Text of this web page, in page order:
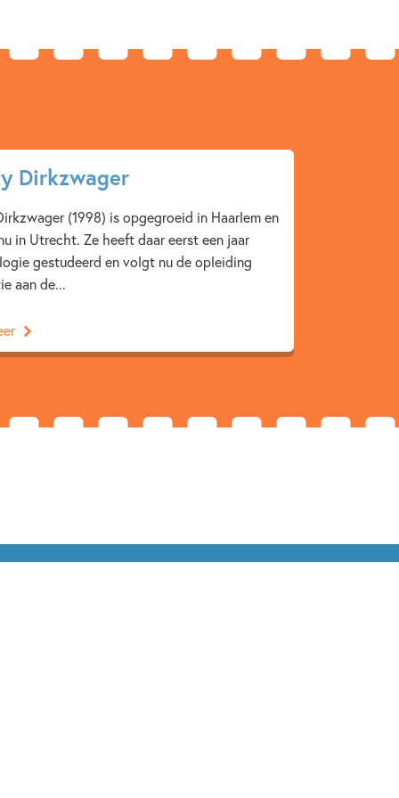
Dirkzwager
(1998) is opgegroeid in Haarlem en
in Utrecht. Ze heeft daar eerst een jaar
gestudeerd en volgt nu de opleiding
aan de...